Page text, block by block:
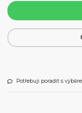
Potřebuji poradit s